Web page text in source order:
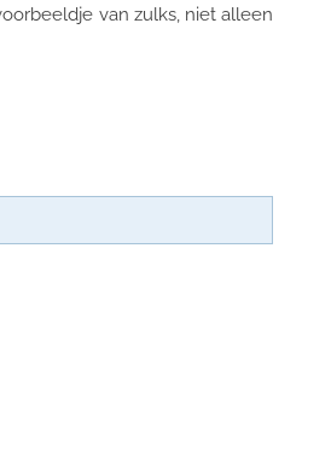
van zulks, niet alleen